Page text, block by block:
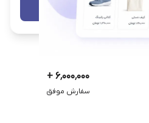
۶٬۰۰۰٬۰۰۰ +
سفارش موفق